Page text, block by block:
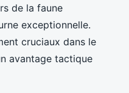
de la faune
exceptionnelle.
cruciaux dans le
avantage tactique